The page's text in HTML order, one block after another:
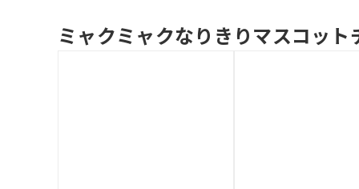
ミャクミャクなりきりマスコッ